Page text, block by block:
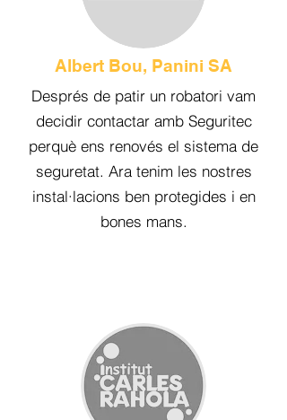
Albert Bou, Panini SA
Després de patir un robatori vam
decidir contactar amb Seguritec
perquè ens renovés el sistema de
seguretat. Ara tenim les nostres
instal·lacions ben protegides i en
bones mans.